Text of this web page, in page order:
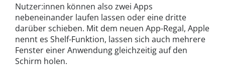
Nutzer:innen können also zwei Apps
nebeneinander laufen lassen oder eine dritte
darüber schieben. Mit dem neuen App-Regal, Apple
nennt es Shelf-Funktion, lassen sich auch mehrere
Fenster einer Anwendung gleichzeitig auf den
Schirm holen.